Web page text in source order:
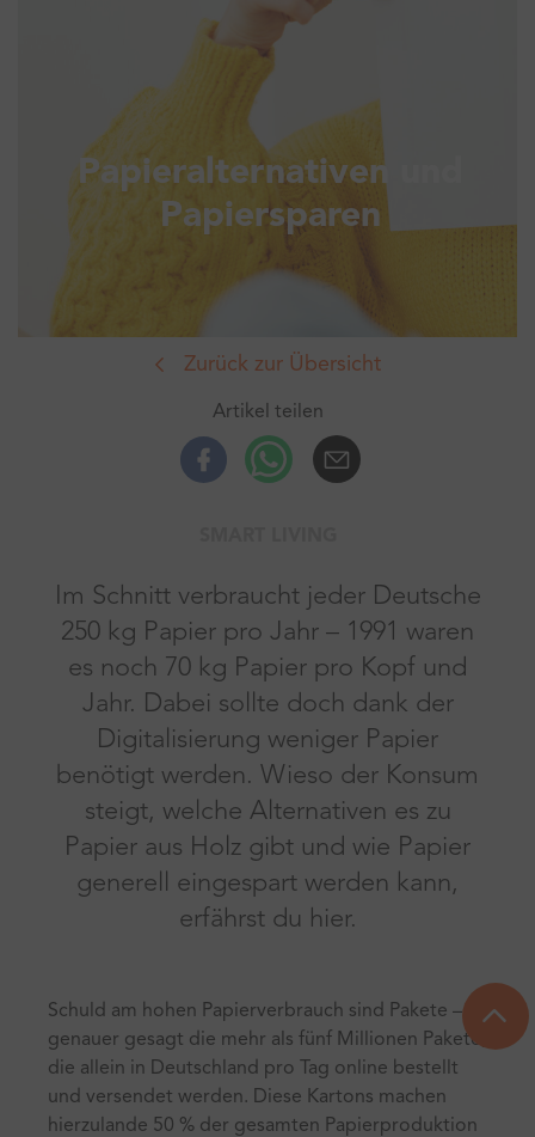
Papieralternativen und
Papiersparen
Zurück zur Übersicht
Artikel teilen
FacebookWhatsup
Im Schnitt verbraucht jeder Deutsche
250 kg Papier pro Jahr – 1991 waren
es noch 70 kg Papier pro Kopf und
Jahr. Dabei sollte doch dank der
Digitalisierung weniger Papier
benötigt werden. Wieso der Konsum
steigt, welche Alternativen es zu
Papier aus Holz gibt und wie Papier
generell eingespart werden kann,
erfährst du hier.
Schuld am hohen Papierverbrauch sind Pakete –
genauer gesagt die mehr als fünf Millionen Pakete,
die allein in Deutschland pro Tag online bestellt
und versendet werden. Diese Kartons machen
hierzulande 50 % der gesamten Papierproduktion